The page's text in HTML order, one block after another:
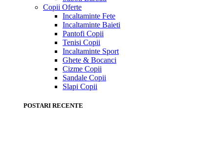
Copii Oferte
Incaltaminte Fete
Incaltaminte Baieti
Pantofi Copii
Tenisi Copii
Incaltaminte Sport
Ghete & Bocanci
Cizme Copii
Sandale Copii
Slapi Copii
POSTARI RECENTE